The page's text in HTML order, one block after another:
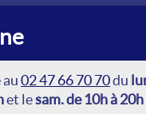
02 47 66 70 70du
et lesam. de 10h à 20h